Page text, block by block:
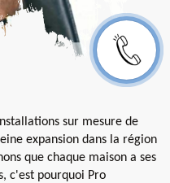
sur mesure de
expansion dans la région
que chaque maison a ses
c'est pourquoi Pro